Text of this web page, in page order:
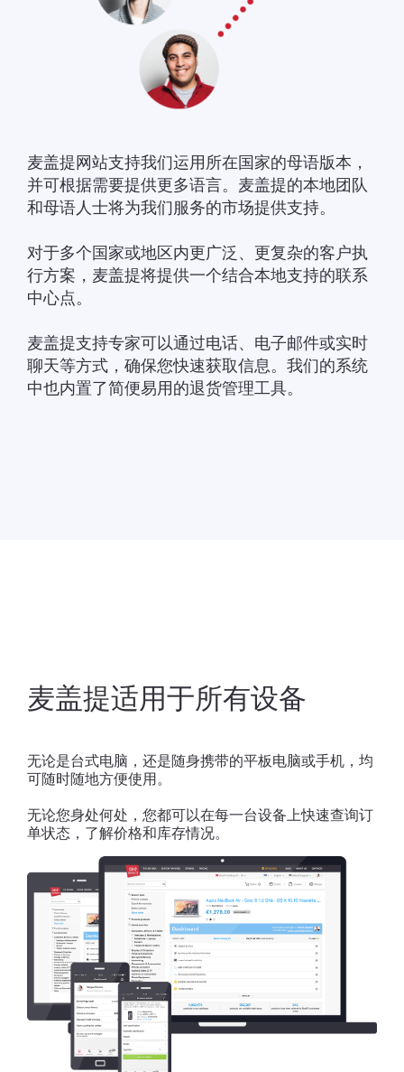
麦盖提网站支持我们运用所在国家的母语版本，
并可根据需要提供更多语言。麦盖提的本地团队
和母语人士将为我们服务的市场提供支持。
对于多个国家或地区内更广泛、更复杂的客户执
行方案，麦盖提将提供一个结合本地支持的联系
中心点。
麦盖提支持专家可以通过电话、电子邮件或实时
聊天等方式，确保您快速获取信息。我们的系统
中也内置了简便易用的退货管理工具。
麦盖提适用于所有设备
无论是台式电脑，还是随身携带的平板电脑或手机，均
可随时随地方便使用。
无论您身处何处，您都可以在每一台设备上快速查询订
单状态，了解价格和库存情况。